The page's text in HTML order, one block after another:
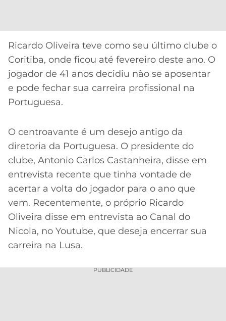
ATLÉTICO
MG
CRUZEIRO
LALIGA
Ricardo Oliveira teve como seu último clube o
Coritiba, onde ficou até fevereiro deste ano. O
jogador de 41 anos decidiu não se aposentar
e pode fechar sua carreira profissional na
Portuguesa.
O centroavante é um desejo antigo da
diretoria da Portuguesa. O presidente do
clube, Antonio Carlos Castanheira, disse em
entrevista recente que tinha vontade de
acertar a volta do jogador para o ano que
vem. Recentemente, o próprio Ricardo
Oliveira disse em entrevista ao Canal do
Nicola, no Youtube, que deseja encerrar sua
carreira na Lusa.
PUBLICIDADE